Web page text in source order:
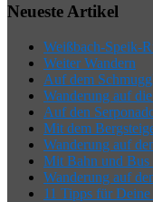
Neueste Artikel
Weißbach-Speik-
Weiter Wandern
Auf dem
Wanderung auf
Auf den
Mit dem
Wanderung auf
Mit Bahn und Bus
Wanderung auf
11 Tipps für